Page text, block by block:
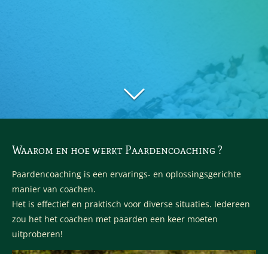
Waarom en hoe werkt Paardencoaching ?
Paardencoaching is een ervarings- en oplossingsgerichte
manier van coachen.
Het is effectief en praktisch voor diverse situaties. Iedereen
zou het het coachen met paarden een keer moeten
uitproberen!